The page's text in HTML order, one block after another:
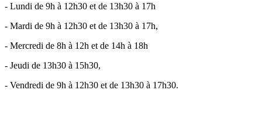
- Lundi de 9h à 12h30 et de 13h30 à 17h
- Mardi de 9h à 12h30 et de 13h30 à 17h,
- Mercredi de 8h à 12h et de 14h à 18h
- Jeudi de 13h30 à 15h30,
- Vendredi de 9h à 12h30 et de 13h30 à 17h30.